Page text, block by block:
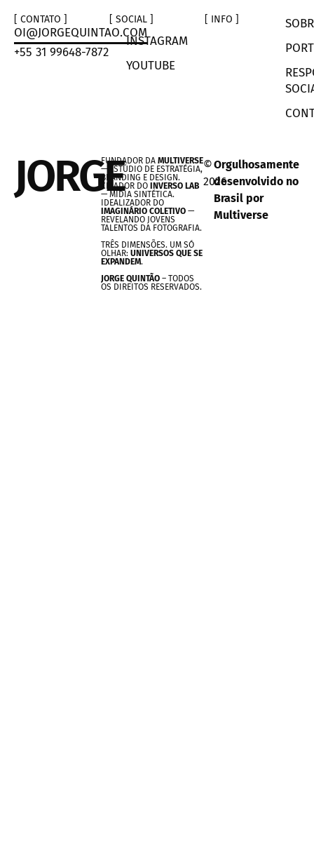
[ CONTATO ]
OI@JORGEQUINTAO.COM
+55 31 99648-7872
[ SOCIAL ]
INSTAGRAM
YOUTUBE
[ INFO ]
JORGE
©
2026
FUNDADOR DA MULTIVERSE
— ESTÚDIO DE ESTRATÉGIA,
BRANDING E DESIGN.
CRIADOR DO INVERSO LAB
— MÍDIA SINTÉTICA.
IDEALIZADOR DO
IMAGINÁRIO COLETIVO—
REVELANDO JOVENS
TALENTOS DA FOTOGRAFIA.
TRÊS DIMENSÕES. UM SÓ
OLHAR: UNIVERSOS QUE SE
EXPANDEM.
JORGE QUINTÃO– TODOS
OS DIREITOS RESERVADOS.
Orgulhosamente
desenvolvido no
Brasil por
Multiverse